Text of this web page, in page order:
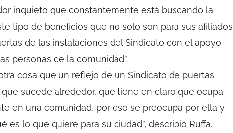
inquieto que constantemente está buscando la
tipo de beneficios que no solo son para sus afiliados
de las instalaciones del Sindicato con el apoyo
personas de la comunidad”.
cosa que un reflejo de un Sindicato de puertas
sucede alrededor, que tiene en claro que ocupa
en una comunidad, por eso se preocupa por ella y
es lo que quiere para su ciudad”, describió Ruffa.